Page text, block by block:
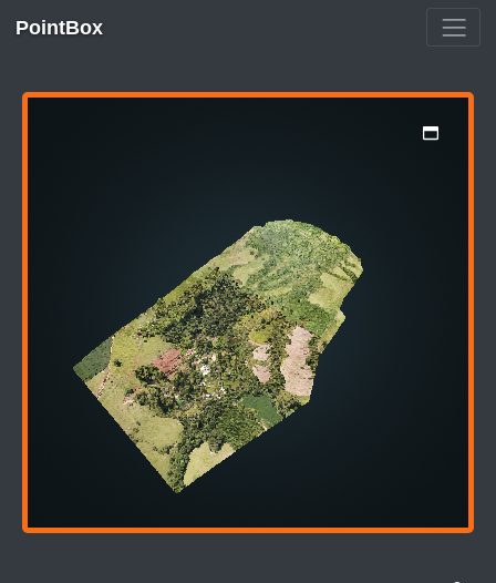
PointBox